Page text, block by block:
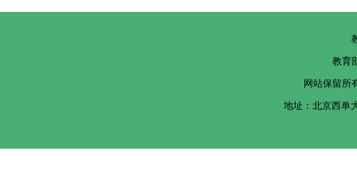
教育
网站保留所
地址：北京西单